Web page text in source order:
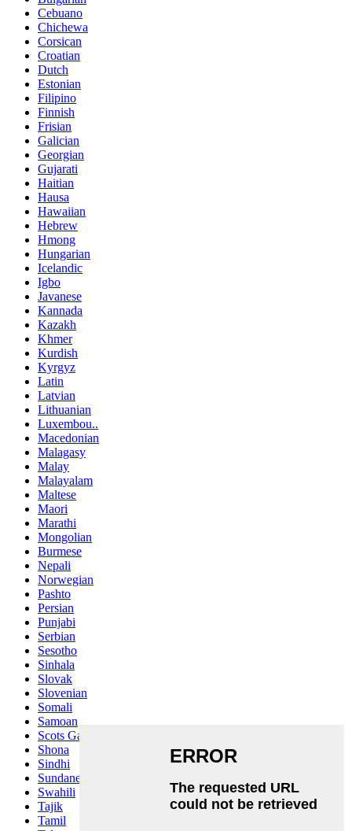
Cebuano
Chichewa
Corsican
Croatian
Dutch
Estonian
Filipino
Finnish
Frisian
Galician
Georgian
Gujarati
Haitian
Hausa
Hawaiian
Hebrew
Hmong
Hungarian
Icelandic
Igbo
Javanese
Kannada
Kazakh
Khmer
Kurdish
Kyrgyz
Latin
Latvian
Lithuanian
Luxembou..
Macedonian
Malagasy
Malay
Malayalam
Maltese
Maori
Marathi
Mongolian
Burmese
Nepali
Norwegian
Pashto
Persian
Punjabi
Serbian
Sesotho
Sinhala
Slovak
Slovenian
Somali
Samoan
Scots Gaelic
Shona
Sindhi
Sundanese
Swahili
Tajik
Tamil